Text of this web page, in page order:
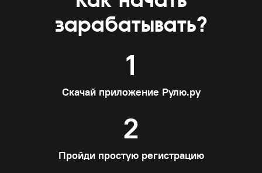
зарабатывать?
1
Скачай приложение Рулю.ру
2
Пройди простую регистрацию